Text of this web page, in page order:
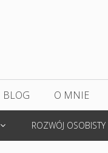
BLOG O MNIE
ROZWÓJ OSOBISTY